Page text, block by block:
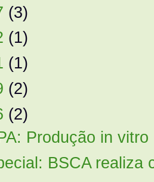
(3)
(1)
(1)
(2)
(2)
Produção in
BSCA realiza